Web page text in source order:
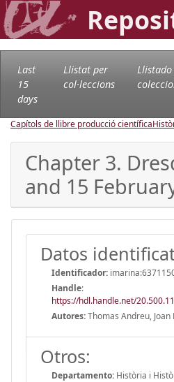
Last
15
days
Llistat per
col·leccions
Capítols de llibre producció científica
Chapter 3.
and 15
Datos
Identificador:
Handle:
https://hdl.handle.net/
Autores:Thomas Andreu,
Otros:
Departamento: Història i